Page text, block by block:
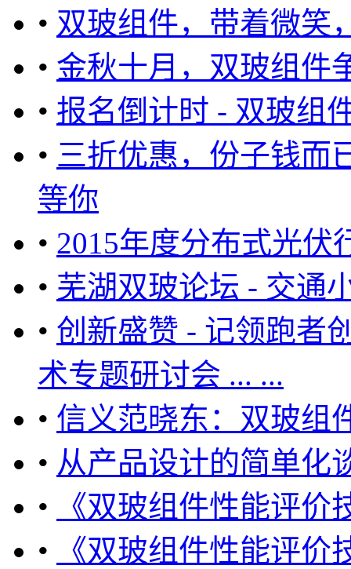
• 双玻组件，带着微笑
• 金秋十月，双玻组件
• 报名倒计时 - 双玻组
• 三折优惠，份子钱而
等你
• 2015年度分布式光伏
• 芜湖双玻论坛 - 交通
• 创新盛赞 - 记领跑者
术专题研讨会 ... ...
• 信义范晓东：双玻组
• 从产品设计的简单化
•
《双玻组件性能评
•
《双玻组件性能评